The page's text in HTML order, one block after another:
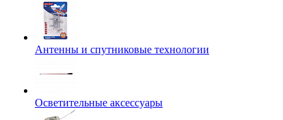
Антенны и спутниковые технологии
Осветительные аксессуары